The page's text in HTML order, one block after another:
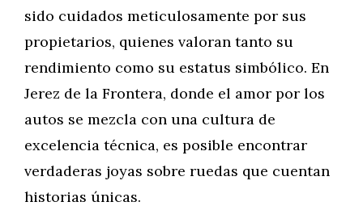
sido cuidados meticulosamente por sus
propietarios, quienes valoran tanto su
rendimiento como su estatus simbólico. En
Jerez de la Frontera, donde el amor por los
autos se mezcla con una cultura de
excelencia técnica, es posible encontrar
verdaderas joyas sobre ruedas que cuentan
historias únicas.